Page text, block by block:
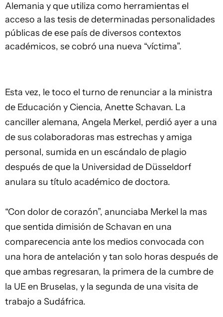
Alemania y que utiliza como herramientas el
acceso a las tesis de determinadas personalidades
públicas de ese país de diversos contextos
académicos, se cobró una nueva “víctima”.
Esta vez, le toco el turno de renunciar a la ministra
de Educación y Ciencia, Anette Schavan. La
canciller alemana, Angela Merkel, perdió ayer a una
de sus colaboradoras mas estrechas y amiga
personal, sumida en un escándalo de plagio
después de que la Universidad de Düsseldorf
anulara su título académico de doctora.
“Con dolor de corazón”, anunciaba Merkel la mas
que sentida dimisión de Schavan en una
comparecencia ante los medios convocada con
una hora de antelación y tan solo horas después de
que ambas regresaran, la primera de la cumbre de
la UE en Bruselas, y la segunda de una visita de
trabajo a Sudáfrica.